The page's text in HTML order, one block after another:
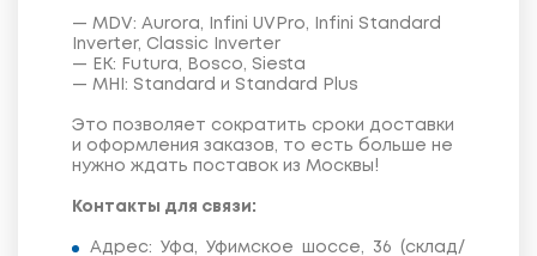
— MDV: Aurora, Infini UVPro, Infini Standard
Inverter, Classic Inverter
— ЕК: Futura, Bosco, Siesta
— MHI: Standard и Standard Plus
Это позволяет сократить сроки доставки
и оформления заказов, то есть больше не
нужно ждать поставок из Москвы!
Контакты для связи:
Адрес: Уфа, Уфимское шоссе, 36 (склад/